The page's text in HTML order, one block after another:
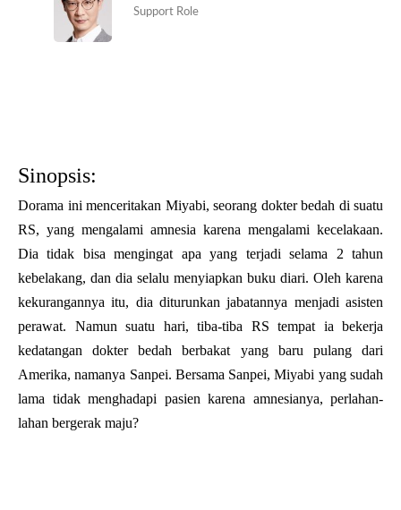
Support Role
Sinopsis:
Dorama ini menceritakan Miyabi, seorang dokter bedah di suatu
RS, yang mengalami amnesia karena mengalami kecelakaan.
Dia tidak bisa mengingat apa yang terjadi selama 2 tahun
kebelakang, dan dia selalu menyiapkan buku diari. Oleh karena
kekurangannya itu, dia diturunkan jabatannya menjadi asisten
perawat. Namun suatu hari, tiba-tiba RS tempat ia bekerja
kedatangan dokter bedah berbakat yang baru pulang dari
Amerika, namanya Sanpei. Bersama Sanpei, Miyabi yang sudah
lama tidak menghadapi pasien karena amnesianya, perlahan-
lahan bergerak maju?